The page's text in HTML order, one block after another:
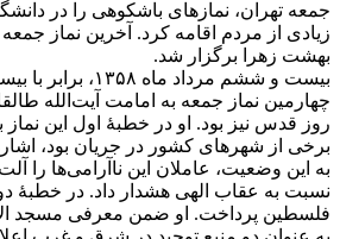
جمعه تهران، نمازهای باشکوهی را در
زیادی از مردم اقامه کرد. آخرین نماز جمعه
بهشت زهرا برگزار شد.
بیست و ششم مرداد
چهارمین نماز جمعه به امامت آیت‌الله
روز قدس نیز بود. او در خطبۀ اول این نماز
برخی از شهرهای کشور در جریان بود،
به این وضعیت، عاملان این ناآرامی‌ها را
نسبت به عقاب الهی هشدار داد. در خطبۀ
فلسطین پرداخت. او ضمن معرفی مسجد